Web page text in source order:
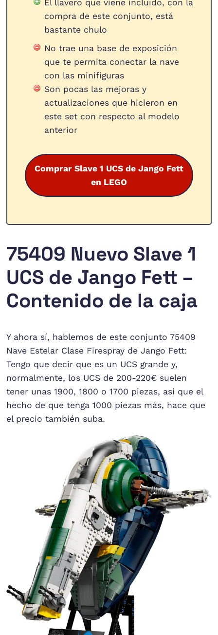
El llavero que viene incluido, con la
compra de este conjunto, está
bastante chulo
No trae una base de exposición
que te permita conectar la nave
con las minifiguras
Son pocas las mejoras y
actualizaciones que hicieron en
este set con respecto al modelo
anterior
Comprar Slave 1 UCS de Jango Fett
en LEGO
75409 Nuevo Slave 1
UCS de Jango Fett –
Contenido de la caja
Y ahora sí, hablemos de este conjunto 75409
Nave Estelar Clase Firespray de Jango Fett:
Tengo que decir que es un UCS grande y,
normalmente, los UCS de 200-220€ suelen
tener unas 1900, 1800 o 1700 piezas, así que el
hecho de que tenga 1000 piezas más, hace que
el precio también suba.